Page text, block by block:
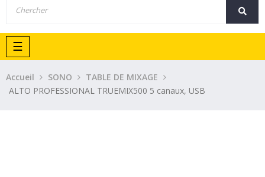
Basculer
la
navigation
☰
Accueil SONO
TABLE DE MIXAGE
ALTO PROFESSIONAL TRUEMIX500 5 canaux, USB